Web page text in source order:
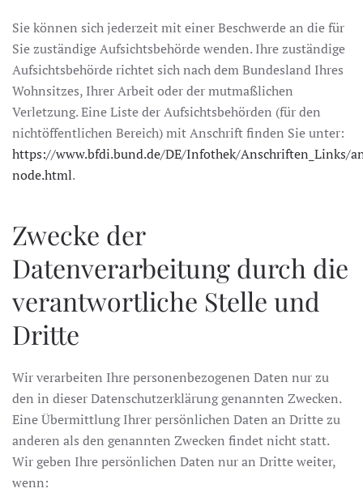
Sie können sich jederzeit mit einer Beschwerde an die für
Sie zuständige Aufsichtsbehörde wenden. Ihre zuständige
Aufsichtsbehörde richtet sich nach dem Bundesland Ihres
Wohnsitzes, Ihrer Arbeit oder der mutmaßlichen
Verletzung. Eine Liste der Aufsichtsbehörden (für den
nichtöffentlichen Bereich) mit Anschrift finden Sie unter:
https://www.bfdi.bund.de/DE/Infothek/Anschriften_Links/
node.html.
Zwecke der
Datenverarbeitung durch die
verantwortliche Stelle und
Dritte
Wir verarbeiten Ihre personenbezogenen Daten nur zu
den in dieser Datenschutzerklärung genannten Zwecken.
Eine Übermittlung Ihrer persönlichen Daten an Dritte zu
anderen als den genannten Zwecken findet nicht statt.
Wir geben Ihre persönlichen Daten nur an Dritte weiter,
wenn: